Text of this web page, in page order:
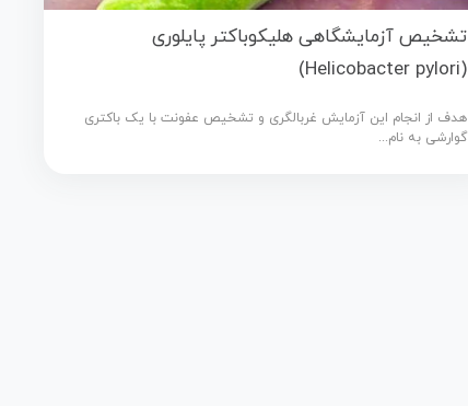
تشخیص آزمایشگاهی هلیکوباکتر پایلوری
(Helicobacter pylori)
هدف از انجام این آزمایش غربالگری و تشخیص عفونت با یک باکتری
گوارشی به نام...